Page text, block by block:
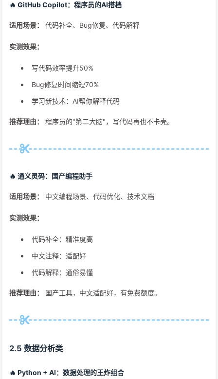
🔥 GitHub Copilot：程序员的AI搭档
适用场景： 代码补全、Bug修复、代码解释
实测效果：
写代码效率提升50%
Bug修复时间缩短70%
学习新技术：AI帮你解释代码
推荐理由： 程序员的"第二大脑"，写代码再也不卡壳。
🔥 通义灵码：国产编程助手
适用场景： 中文编程场景、代码优化、技术文档
实测效果：
代码补全：精准度高
中文注释：适配好
代码解释：通俗易懂
推荐理由： 国产工具，中文适配好，有免费额度。
2.5 数据分析类
🔥 Python + AI：数据处理的王炸组合